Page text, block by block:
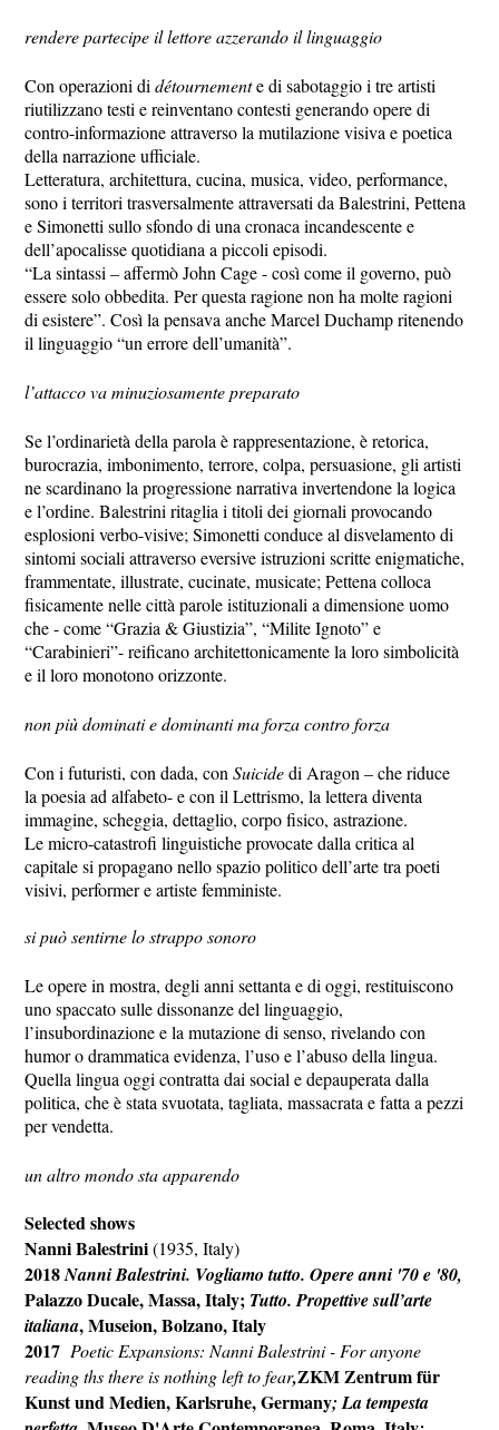
rendere partecipe il lettore azzerando il linguaggio
Con operazioni di détournemente di sabotaggio i tre artisti
riutilizzano testi e reinventano contesti generando opere di
contro-informazione attraverso la mutilazione visiva e poetica
della narrazione ufficiale.
Letteratura, architettura, cucina, musica, video, performance,
sono i territori trasversalmente attraversati da Balestrini, Pettena
e Simonetti sullo sfondo di una cronaca incandescente e
dell’apocalisse quotidiana a piccoli episodi.
“La sintassi – affermò John Cage - così come il governo, può
essere solo obbedita. Per questa ragione non ha molte ragioni
di esistere”. Così la pensava anche Marcel Duchamp ritenendo
il linguaggio “un errore dell’umanità”.
l’attacco va minuziosamente preparato
Se l’ordinarietà della parola è rappresentazione, è retorica,
burocrazia, imbonimento, terrore, colpa, persuasione, gli artisti
ne scardinano la progressione narrativa invertendone la logica
e l’ordine. Balestrini ritaglia i titoli dei giornali provocando
esplosioni verbo-visive; Simonetti conduce al disvelamento di
sintomi sociali attraverso eversive istruzioni scritte enigmatiche,
frammentate, illustrate, cucinate, musicate; Pettena colloca
fisicamente nelle città parole istituzionali a dimensione uomo
che - come “Grazia & Giustizia”, “Milite Ignoto” e
“Carabinieri”- reificano architettonicamente la loro simbolicità
e il loro monotono orizzonte.
non più dominati e dominanti ma forza contro forza
Con i futuristi, con dada, con Suicidedi Aragon – che riduce
la poesia ad alfabeto- e con il Lettrismo, la lettera diventa
immagine, scheggia, dettaglio, corpo fisico, astrazione.
Le micro-catastrofi linguistiche provocate dalla critica al
capitale si propagano nello spazio politico dell’arte tra poeti
visivi, performer e artiste femministe.
si può sentirne lo strappo sonoro
Le opere in mostra, degli anni settanta e di oggi, restituiscono
uno spaccato sulle dissonanze del linguaggio,
l’insubordinazione e la mutazione di senso, rivelando con
humor o drammatica evidenza, l’uso e l’abuso della lingua.
Quella lingua oggi contratta dai social e depauperata dalla
politica, che è stata svuotata, tagliata, massacrata e fatta a pezzi
per vendetta.
un altro mondo sta apparendo
Selected shows
Nanni Balestrini(1935, Italy)
2018Nanni Balestrini. Vogliamo tutto. Opere anni '70 e '80,
Palazzo Ducale, Massa, Italy; Tutto. Propettive sull’arte
italiana, Museion, Bolzano, Italy
2017 Poetic Expansions: Nanni Balestrini - For anyone
reading ths there is nothing left to fear,ZKM Zentrum für
Kunst und Medien, Karlsruhe, Germany;La tempesta